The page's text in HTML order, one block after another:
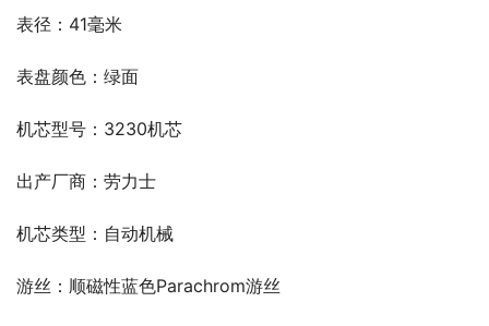
表径：41毫米
表盘颜色：绿面
机芯型号：3230机芯
出产厂商：劳力士
机芯类型：自动机械
游丝：顺磁性蓝色Parachrom游丝